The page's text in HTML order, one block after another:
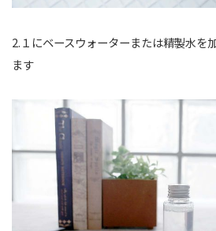
2.１にベースウォーターまたは精製水を
ます